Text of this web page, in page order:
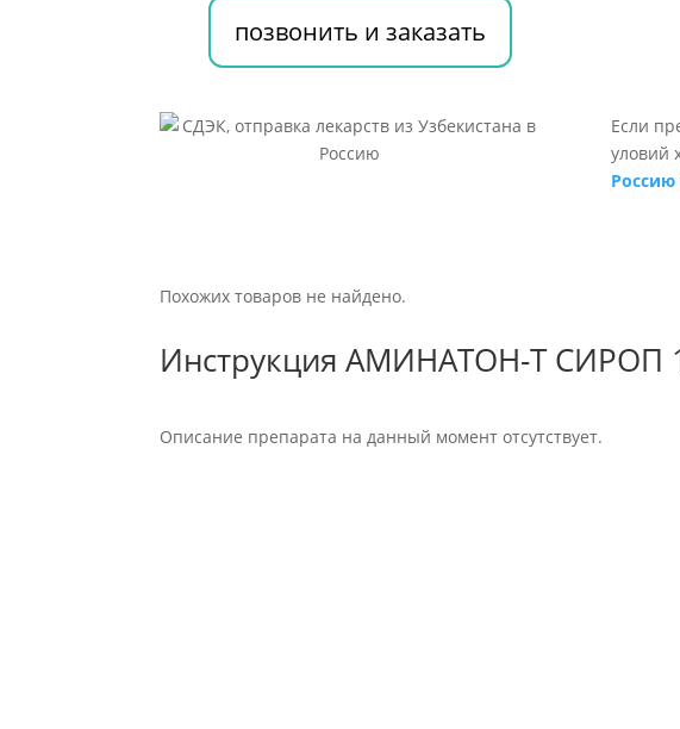
позвонить и заказать
Если
уловий
Похожих товаров не найдено.
Инструкция АМИНАТОН-Т СИРОП
Описание препарата на данный момент отсутствует.